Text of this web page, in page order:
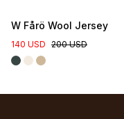
W Fårö Wool Jersey
140 USD 200 USD